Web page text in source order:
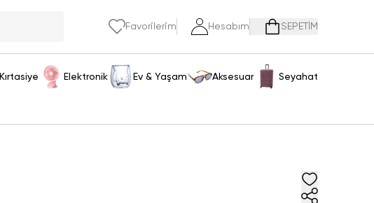
Favorilerim Hesabım SEPETİM
Kırtasiye Elektronik Ev & Yaşam Aksesuar Seyahat